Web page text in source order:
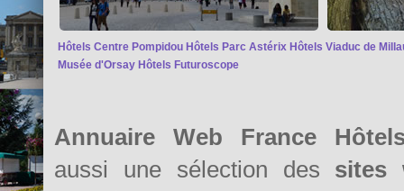
Hôtels Centre Pompidou Hôtels Parc Astérix Hôtels Viaduc de
Musée d'Orsay Hôtels Futuroscope
Annuaire Web France
aussi une sélection des sites